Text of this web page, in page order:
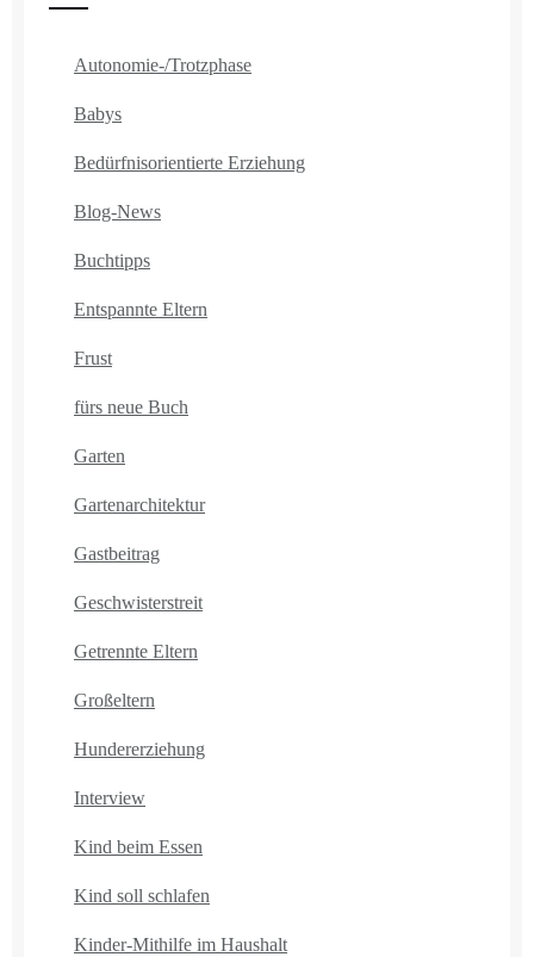
Autonomie-/Trotzphase
Babys
Bedürfnisorientierte Erziehung
Blog-News
Buchtipps
Entspannte Eltern
Frust
fürs neue Buch
Garten
Gartenarchitektur
Gastbeitrag
Geschwisterstreit
Getrennte Eltern
Großeltern
Hundererziehung
Interview
Kind beim Essen
Kind soll schlafen
Kinder-Mithilfe im Haushalt